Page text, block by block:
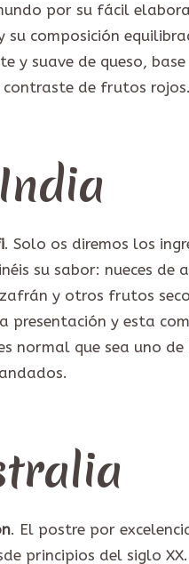
por su fácil
su composición
y suave de queso,
de frutos rojos.
. Solo os diremos los
su sabor: nueces de
y otros frutos
presentación y esta
normal que sea uno
. El postre por
principios del siglo XX.